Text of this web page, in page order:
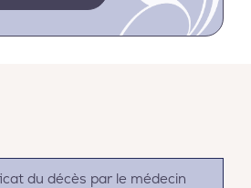
du décès par le médecin